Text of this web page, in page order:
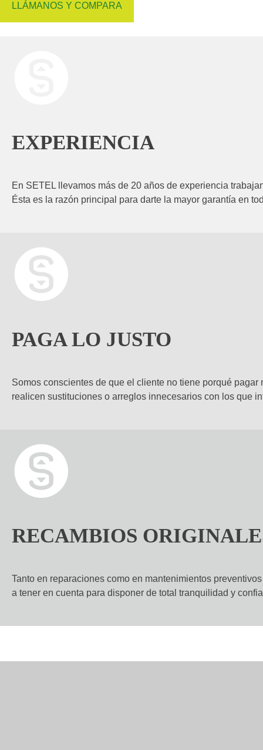
LLÁMANOS Y COMPARA
EXPERIENCIA
En SETEL llevamos más de 20 años de experiencia
Ésta es la razón principal para darte la mayor garantía en
PAGA LO JUSTO
Somos conscientes de que el cliente no tiene porqué
realicen sustituciones o arreglos innecesarios con los que
RECAMBIOS
Tanto en reparaciones como en mantenimientos
a tener en cuenta para disponer de total tranquilidad y